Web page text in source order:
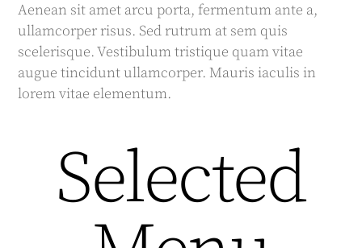
Aenean sit amet arcu porta, fermentum ante a,
ullamcorper risus. Sed rutrum at sem quis
scelerisque. Vestibulum tristique quam vitae
augue tincidunt ullamcorper. Mauris iaculis in
lorem vitae elementum.
Selected